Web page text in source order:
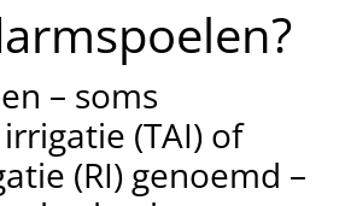
– soms
(TAI) of
(RI) genoemd –